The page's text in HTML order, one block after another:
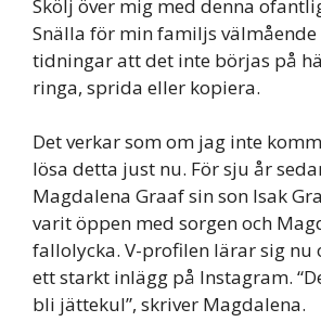
Skölj över mig med denna
Snälla för min familjs
tidningar att det inte börjas på
ringa, sprida eller kopiera.
Det verkar som om jag inte
lösa detta just nu. För sju år
Magdalena Graaf sin son Isak
varit öppen med sorgen och
fallolycka. V-profilen lärar sig nu
ett starkt inlägg på Instagram.
bli jättekul”, skriver Magdalena.